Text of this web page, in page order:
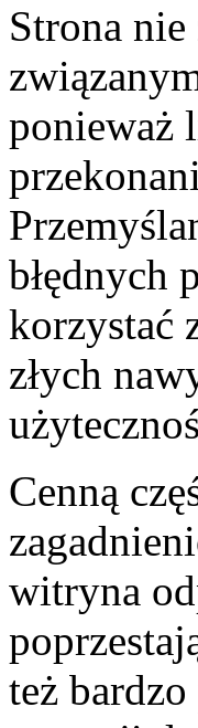
Strona
ponieważ
błędnych
korzystać
złych
Cenną
witryna
też